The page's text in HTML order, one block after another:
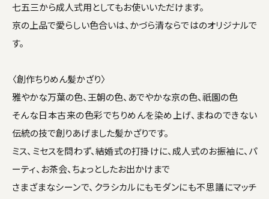
七五三から成人式用としてもお使いいただけます。
京の上品で愛らしい色合いは、かづら清ならではのオリジナルで
す。
〈創作ちりめん髪かざり〉
雅やかな万葉の色、王朝の色、あでやかな京の色、祇園の色
そんな日本古来の色彩でちりめんを染め上げ、まねのできない
伝統の技で創りあげました髪かざりです。
ミス、ミセスを問わず、結婚式の打掛けに、成人式のお振袖に、パ
ーティ、お茶会、ちょっとしたお出かけまで
さまざまなシーンで、クラシカルにもモダンにも不思議にマッチ